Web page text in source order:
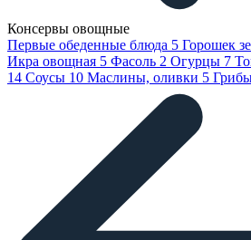
Консервы овощные
Первые обеденные блюда 5 Горошек
Икра овощная 5 Фасоль 2 Огурцы 7
14 Соусы 10 Маслины, оливки 5